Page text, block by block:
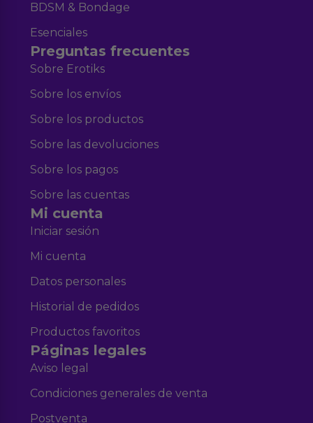
BDSM & Bondage
Esenciales
Preguntas frecuentes
Sobre Erotiks
Sobre los envíos
Sobre los productos
Sobre las devoluciones
Sobre los pagos
Sobre las cuentas
Mi cuenta
Iniciar sesión
Mi cuenta
Datos personales
Historial de pedidos
Productos favoritos
Páginas legales
Aviso legal
Condiciones generales de venta
Postventa